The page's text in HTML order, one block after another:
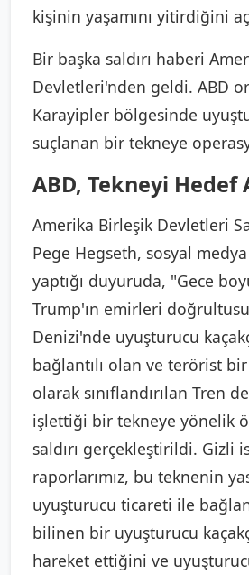
kişinin yaşamını yitirdiğini
Bir başka saldırı haberi
Devletleri'nden geldi. ABD
Karayipler bölgesinde
suçlanan bir tekneye
ABD, Tekneyi Hedef
Amerika Birleşik Devletleri
Pege Hegseth, sosyal
yaptığı duyuruda, "Gece
Trump'ın emirleri
Denizi'nde uyuşturucu
bağlantılı olan ve terörist
olarak sınıflandırılan Tren
işlettiği bir tekneye yönelik
saldırı gerçekleştirildi. Gizli
raporlarımız, bu teknenin
uyuşturucu ticareti ile
bilinen bir uyuşturucu
hareket ettiğini ve